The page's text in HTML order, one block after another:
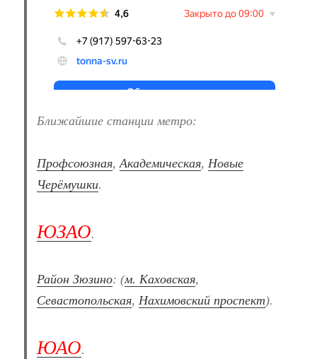
Ближайшие станции метро:
Профсоюзная,Академическая, Новые
Черёмушки.
ЮЗАО.
Район Зюзино: (м. Каховская,
Севастопольская, Нахимовский проспект).
ЮАО.